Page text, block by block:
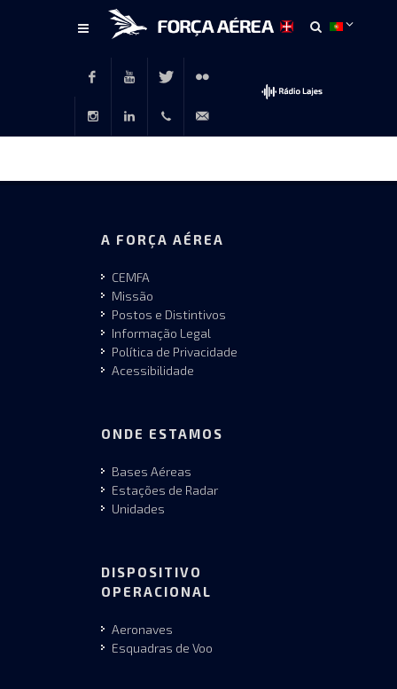
FacebookYoutubeTwitter Flickr
A FORÇA AÉREA
CEMFA
Missão
Postos e Distintivos
Informação Legal
Política de Privacidade
Acessibilidade
ONDE ESTAMOS
Bases Aéreas
Estações de Radar
Unidades
DISPOSITIVO
OPERACIONAL
Aeronaves
Esquadras de Voo